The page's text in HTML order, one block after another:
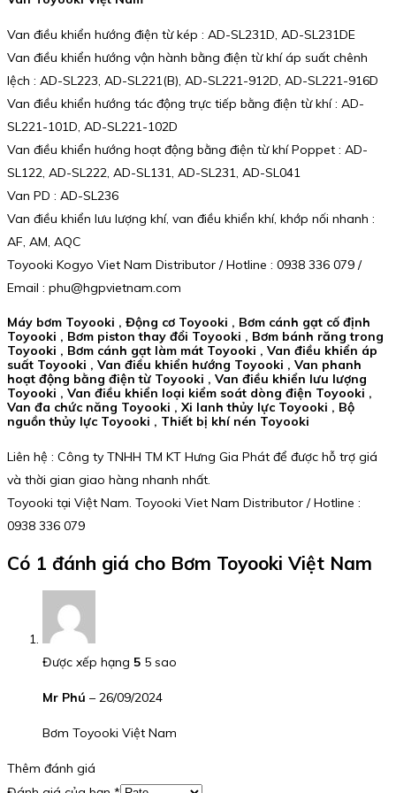
Van điều khiển hướng điện từ kép : AD-SL231D, AD-SL231DE
Van điều khiển hướng vận hành bằng điện từ khí áp suất chênh
lệch : AD-SL223, AD-SL221(B), AD-SL221-912D, AD-SL221-916D
Van điều khiển hướng tác động trực tiếp bằng điện từ khí : AD-
SL221-101D, AD-SL221-102D
Van điều khiển hướng hoạt động bằng điện từ khí Poppet : AD-
SL122, AD-SL222, AD-SL131, AD-SL231, AD-SL041
Van PD : AD-SL236
Van điều khiển lưu lượng khí, van điều khiển khí, khớp nối nhanh :
AF, AM, AQC
Toyooki Kogyo Viet Nam Distributor / Hotline : 0938 336 079 /
Email : phu@hgpvietnam.com
Máy bơm Toyooki , Động cơ Toyooki , Bơm cánh gạt cố định
Toyooki , Bơm piston thay đổi Toyooki , Bơm bánh răng trong
Toyooki , Bơm cánh gạt làm mát Toyooki , Van điều khiển áp
suất Toyooki , Van điều khiển hướng Toyooki , Van phanh
hoạt động bằng điện từ Toyooki , Van điều khiển lưu lượng
Toyooki , Van điều khiển loại kiểm soát dòng điện Toyooki ,
Van đa chức năng Toyooki , Xi lanh thủy lực Toyooki , Bộ
nguồn thủy lực Toyooki , Thiết bị khí nén Toyooki
Liên hệ : Công ty TNHH TM KT Hưng Gia Phát để được hỗ trợ giá
và thời gian giao hàng nhanh nhất.
Toyooki tại Việt Nam. Toyooki Viet Nam Distributor / Hotline :
0938 336 079
Có 1 đánh giá cho Bơm Toyooki Việt Nam
Được xếp hạng 5 5 sao
Mr Phú – 26/09/2024
Bơm Toyooki Việt Nam
Thêm đánh giá